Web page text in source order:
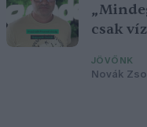
csak
JÖVŐNK
Novák